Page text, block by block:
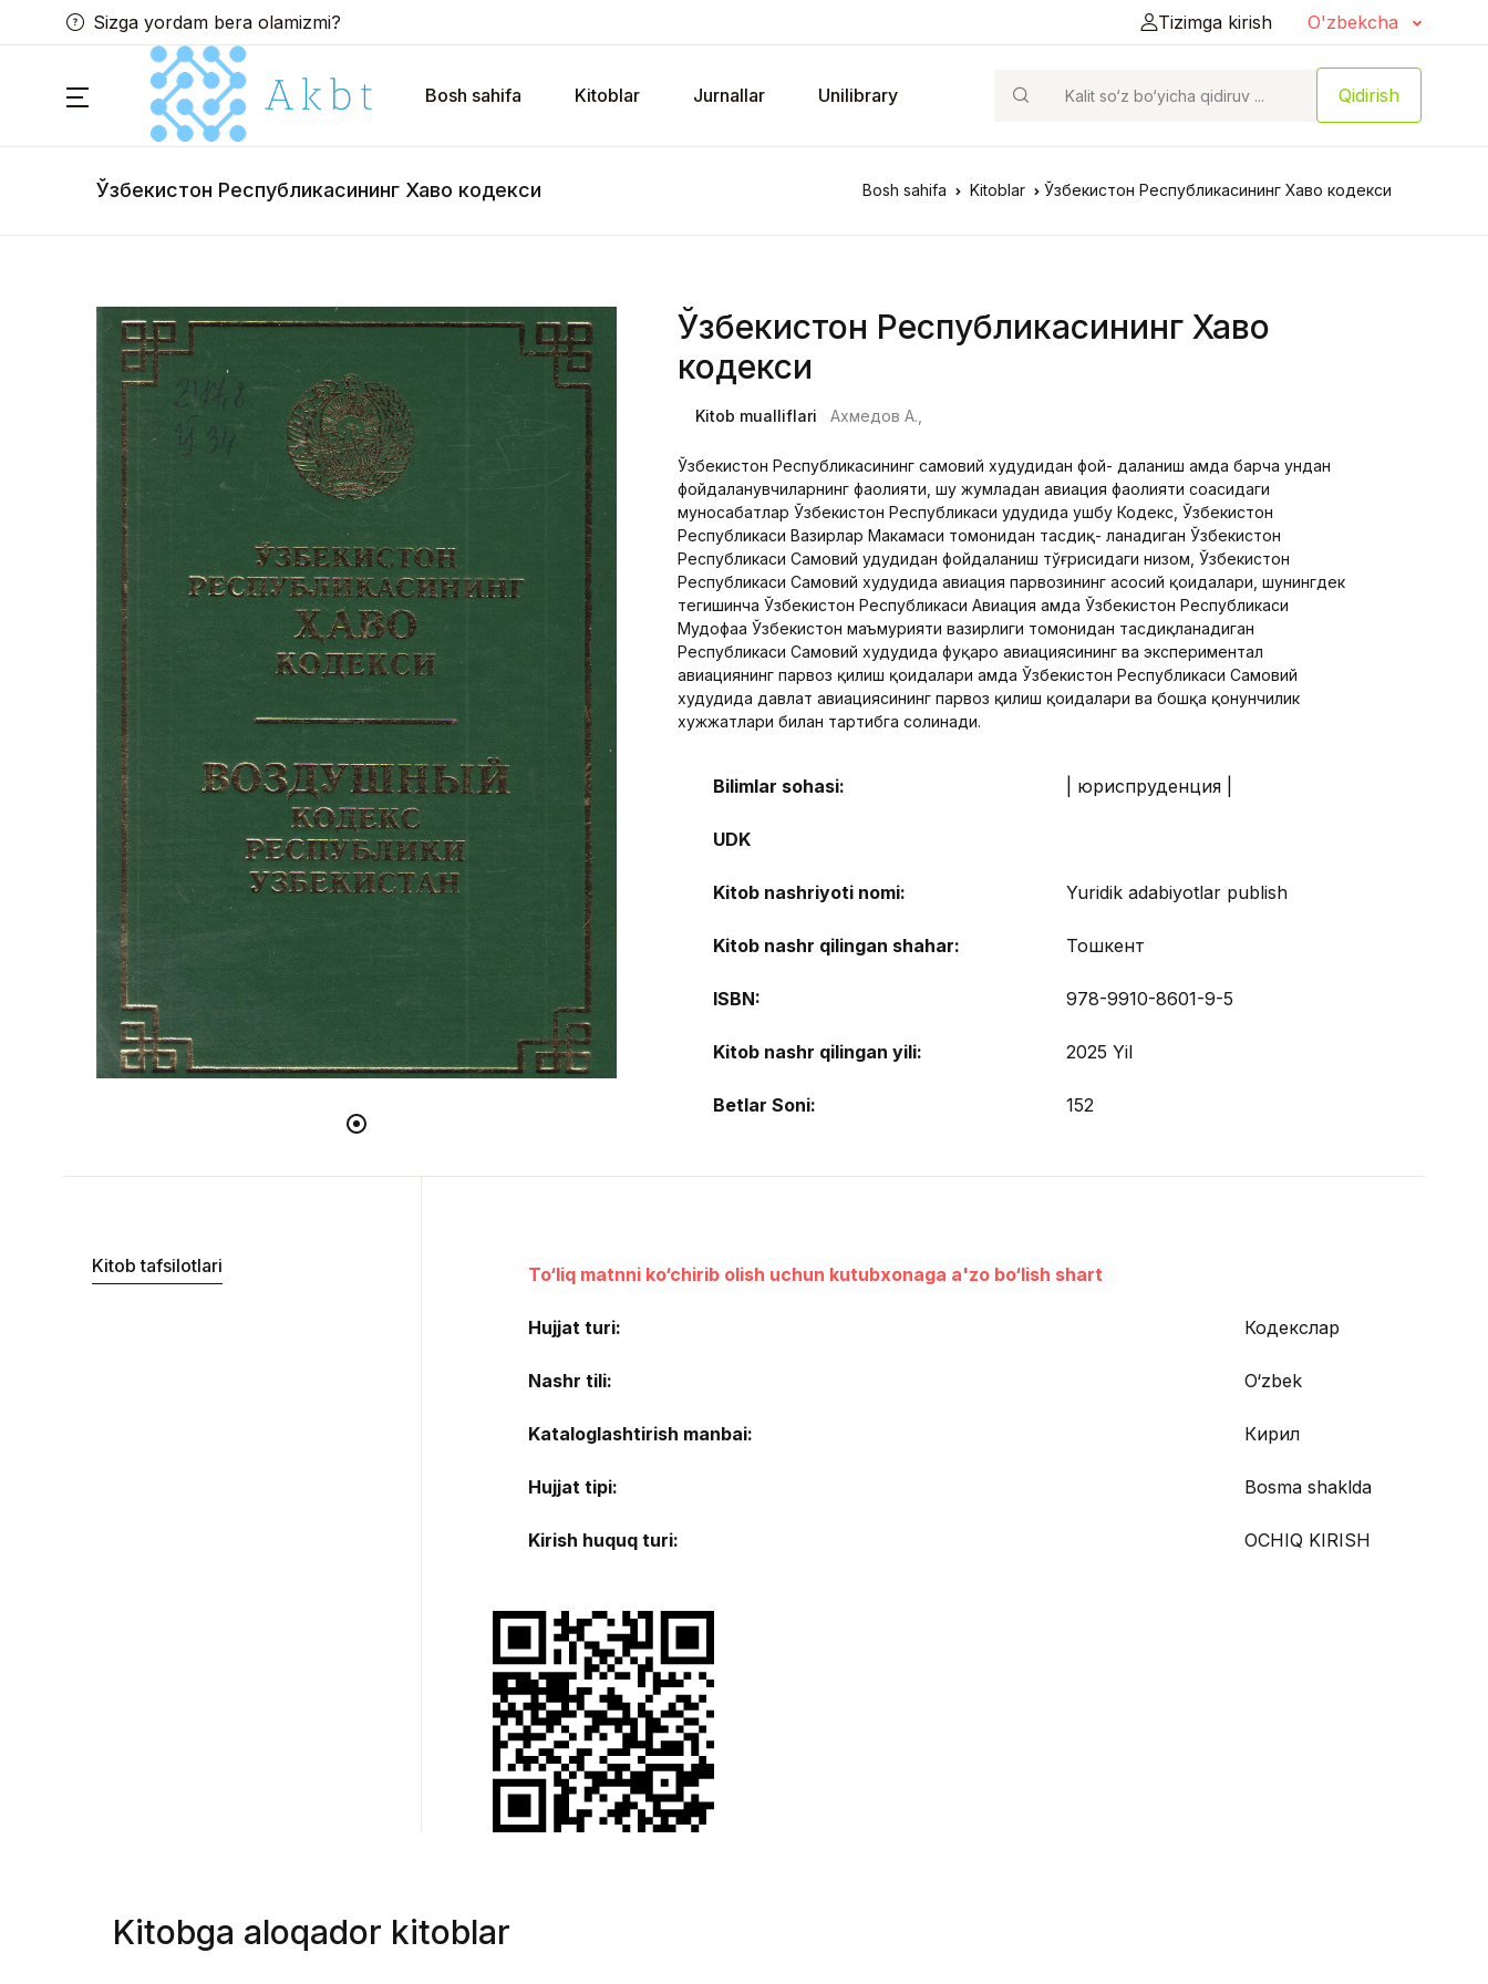
Sizga yordam bera olamizmi? Tizimga kirish O'zbekcha
Bosh sahifa Kitoblar Jurnallar Unilibrary Qidirish
Ўзбекистон Республикасининг Хаво кодекси Bosh sahifa Kitoblar Ўзбекистон Республикасининг Хаво кодекси
Ўзбекистон Республикасининг Хаво
кодекси
Kitob mualliflari Ахмедов А.,
Ўзбекистон Республикасининг самовий худудидан фой- даланиш ҳамда барча ундан
фойдаланувчиларнинг фаолияти, шу жумладан авиация фаолияти соҳасидаги
муносабатлар Ўзбекистон Республикаси ҳудудида ушбу Кодекс, Ўзбекистон
Республикаси Вазирлар Маҳкамаси томонидан тасдиқ- ланадиган Ўзбекистон
Республикаси Самовий ҳудудидан фойдаланиш тўғрисидаги низом, Ўзбекистон
Республикаси Самовий худудида авиация парвозининг асосий қоидалари, шунингдек
тегишинча Ўзбекистон Республикаси Авиация ҳамда Ўзбекистон Республикаси
Мудофаа Ўзбекистон маъмурияти вазирлиги томонидан тасдиқланадиган
Республикаси Самовий худудида фуқаро авиациясининг ва экспериментал
авиациянинг парвоз қилиш қоидалари ҳамда Ўзбекистон Республикаси Самовий
худудида давлат авиациясининг парвоз қилиш қоидалари ва бошқа қонунчилик
хужжатлари билан тартибга солинади.
Bilimlar sohasi: | юриспруденция |
UDK
Kitob nashriyoti nomi: Yuridik adabiyotlar publish
Kitob nashr qilingan shahar: Тошкент
ISBN: 978-9910-8601-9-5
Kitob nashr qilingan yili: 2025 Yil
Betlar Soni: 152
Kitob tafsilotlari To‘liq matnni ko‘chirib olish uchun kutubxonaga a'zo bo‘lish shart
Hujjat turi: Кодекслар
Nashr tili: O‘zbek
Kataloglashtirish manbai: Кирил
Hujjat tipi: Bosma shaklda
Kirish huquq turi: OCHIQ KIRISH
Kitobga aloqador kitoblar